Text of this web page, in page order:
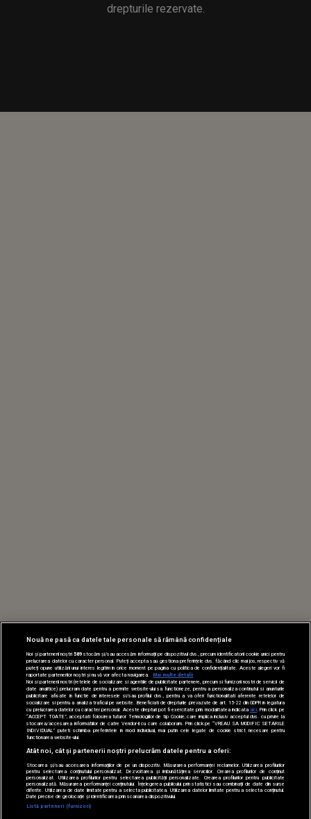
drepturile rezervate.
Nouă ne pasă ca datele tale personale să rămână confidențiale
Noi și partenerii noștri589stocăm și/sau accesăm informații pe dispozitivul dvs., precum identificatorii cookie unici pentru
prelucrarea datelor cu caracter personal. Puteți accepta sau gestiona preferințele dvs. făcând clic mai jos, respectiv vă
puteți opune utilizării unui interes legitim în orice moment pe pagina cu politica de confidențialitate. Aceste alegeri vor fi
raportate partenerilor noștri și nu vă vor afecta navigarea.
Mai multe detalii
Noi si partenerii nostri (retelele de socializare si agentiile de publicitate partenere, precum si furnizorii nostri de servicii de
date analitice) prelucram date pentru a permite website-ului sa functioneze, pentru a personaliza continutul si anunturile
publicitare afisate in functie de interesele si/sau profilul dvs., pentru a va oferi functionalitati aferente retelelor de
socializare si pentru a analiza traficul pe website. Beneficiati de drepturile prevazute de art. 15-22 din GDPR in legatura
cu prelucrarea datelor cu caracter personal. Aceste drepturi pot fi exercitate prin modalitatea indicataaici . Prin click pe
“ACCEPT TOATE”, acceptati folosirea tuturor Tehnologiilor de tip Cookie, care implica inclusiv acceptul dvs. cu privire la
stocarea/accesarea informatiilor de catre Vendor-ii cu care colaboram. Prin click pe “VREAU SA MODIFIC SETARILE
INDIVIDUAL” puteti schimba preferintele in mod individual, mai putin cele legate de cookie strict necesare pentru
functionarea website-ului.
Atât noi, cât și partenerii noștri prelucrăm datele pentru a oferi:
Stocarea și/sau accesarea informațiilor de pe un dispozitiv. Măsurarea performanței reclamelor. Utilizarea profilurilor
pentru selectarea conținutului personalizat. Dezvoltarea și îmbunătățirea serviciilor. Crearea profilurilor de conținut
personalizat. Utilizarea profilurilor pentru selectarea publicității personalizate. Crearea profilurilor pentru publicitate
personalizată. Măsurarea performanței conținutului. Înțelegerea publicului prin statistici sau combinații de date din surse
diferite. Utilizarea de date limitate pentru a selecta publicitatea. Utilizarea datelor limitate pentru a selecta conținutul.
Date precise de geolocație și identificarea prin scanarea dispozitivului.
Listă parteneri (furnizori)